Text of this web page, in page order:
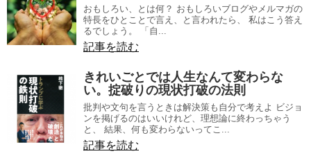
おもしろい、とは何？ おもしろいブログやメルマガの
特長をひとことで言え、と言われたら、 私はこう答え
るでしょう。 「自...
記事を読む
きれいごとでは人生なんて変わらな
い。掟破りの現状打破の法則
批判や文句を言うときは解決策も自分で考えよ ビジョ
ンを掲げるのはいいけれど、理想論に終わっちゃう
と、 結果、何も変わらないってこ...
記事を読む